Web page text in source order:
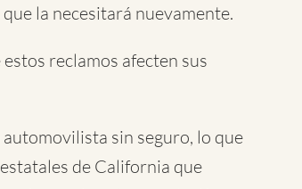
la necesitará nuevamente.
reclamos afecten sus
sin seguro, lo que
de California que